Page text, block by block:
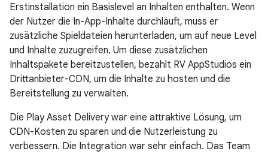
Erstinstallation ein Basislevel an Inhalten enthalten. Wenn
der Nutzer die In-App-Inhalte durchläuft, muss er
zusätzliche Spieldateien herunterladen, um auf neue Level
und Inhalte zuzugreifen. Um diese zusätzlichen
Inhaltspakete bereitzustellen, bezahlt RV AppStudios ein
Drittanbieter-CDN, um die Inhalte zu hosten und die
Bereitstellung zu verwalten.
Die Play Asset Delivery war eine attraktive Lösung, um
CDN-Kosten zu sparen und die Nutzerleistung zu
verbessern. Die Integration war sehr einfach. Das Team